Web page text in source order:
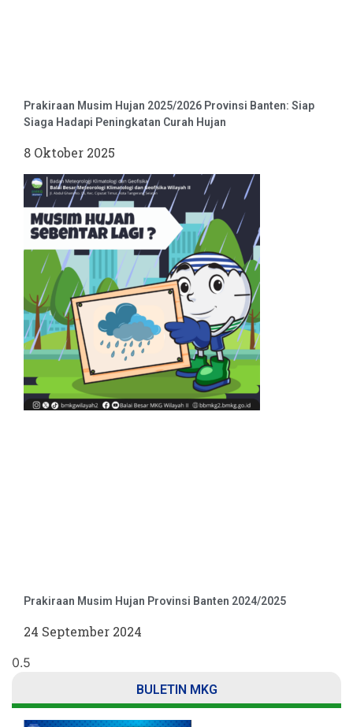
Prakiraan Musim Hujan 2025/2026 Provinsi Banten: Siap
Siaga Hadapi Peningkatan Curah Hujan
8 Oktober 2025
Prakiraan Musim Hujan Provinsi Banten 2024/2025
24 September 2024
BULETIN MKG